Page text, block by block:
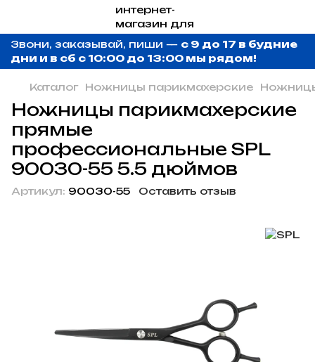
Звони, заказывай, пиши — с 9 до 17 в будние
дни и в сб с 10:00 до 13:00 мы рядом!
Каталог Ножницы парикмахерские
Ножницы парикмахерские
прямые
профессиональные SPL
90030-55 5.5 дюймов
Артикул: 90030-55 Оставить отзыв